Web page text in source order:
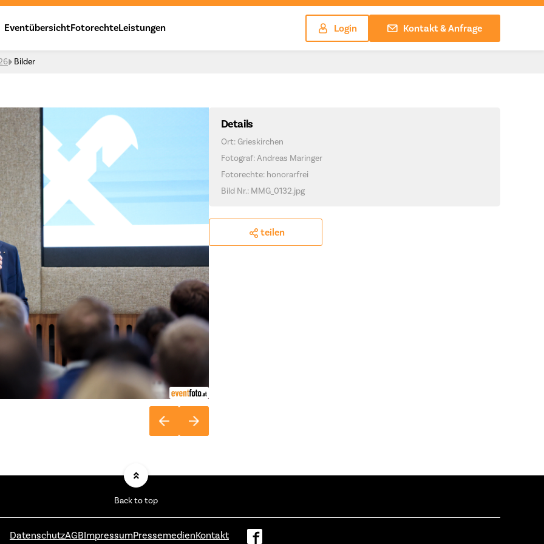
EventübersichtFotorechteLeistungen Login Kontakt & Anfrage
Bilder
Details
Ort: Grieskirchen
Fotograf: Andreas Maringer
Fotorechte: honorarfrei
Bild Nr.: MMG_0132.jpg
teilen
Back to top
DatenschutzAGBImpressumPressemedienKontakt